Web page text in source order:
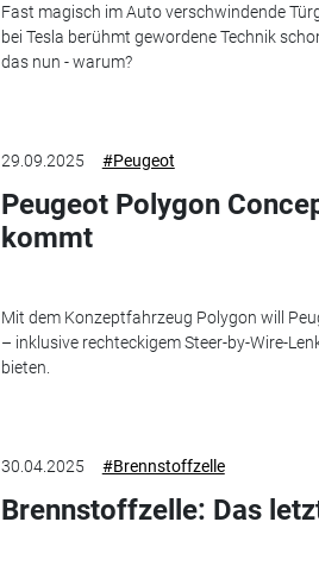
Fast magisch im Auto verschwindende
bei Tesla berühmt gewordene Technik
das nun - warum?
29.09.2025 #Peugeot
Peugeot Polygon
kommt
Mit dem Konzeptfahrzeug Polygon will
– inklusive rechteckigem Steer-by-Wire-
bieten.
30.04.2025 #Brennstoffzelle
Brennstoffzelle: Das